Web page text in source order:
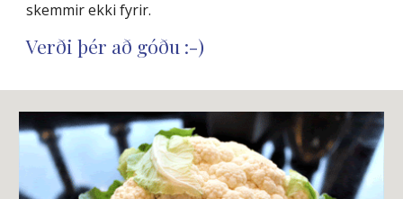
skemmir ekki fyrir.
Verði þér að góðu :-)